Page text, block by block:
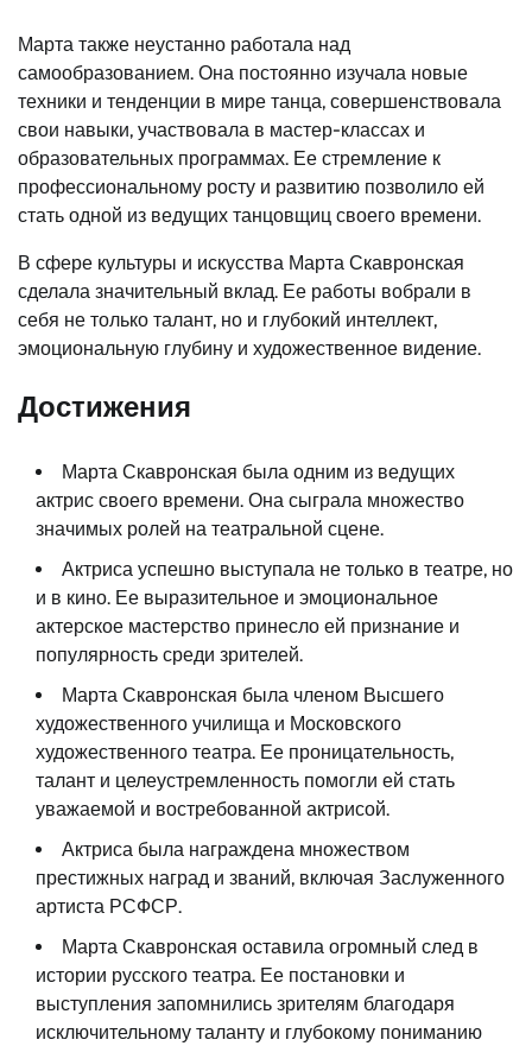
Марта также неустанно работала над
самообразованием. Она постоянно изучала новые
техники и тенденции в мире танца, совершенствовала
свои навыки, участвовала в мастер-классах и
образовательных программах. Ее стремление к
профессиональному росту и развитию позволило ей
стать одной из ведущих танцовщиц своего времени.
В сфере культуры и искусства Марта Скавронская
сделала значительный вклад. Ее работы вобрали в
себя не только талант, но и глубокий интеллект,
эмоциональную глубину и художественное видение.
Достижения
Марта Скавронская была одним из ведущих
актрис своего времени. Она сыграла множество
значимых ролей на театральной сцене.
Актриса успешно выступала не только в театре, но
и в кино. Ее выразительное и эмоциональное
актерское мастерство принесло ей признание и
популярность среди зрителей.
Марта Скавронская была членом Высшего
художественного училища и Московского
художественного театра. Ее проницательность,
талант и целеустремленность помогли ей стать
уважаемой и востребованной актрисой.
Актриса была награждена множеством
престижных наград и званий, включая Заслуженного
артиста РСФСР.
Марта Скавронская оставила огромный след в
истории русского театра. Ее постановки и
выступления запомнились зрителям благодаря
исключительному таланту и глубокому пониманию